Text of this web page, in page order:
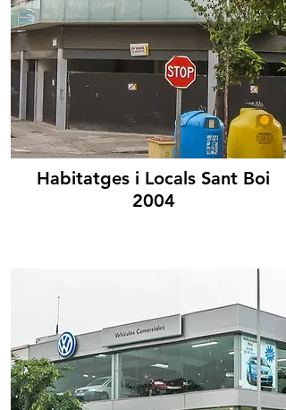
Habitatges i Locals Sant Boi
2004